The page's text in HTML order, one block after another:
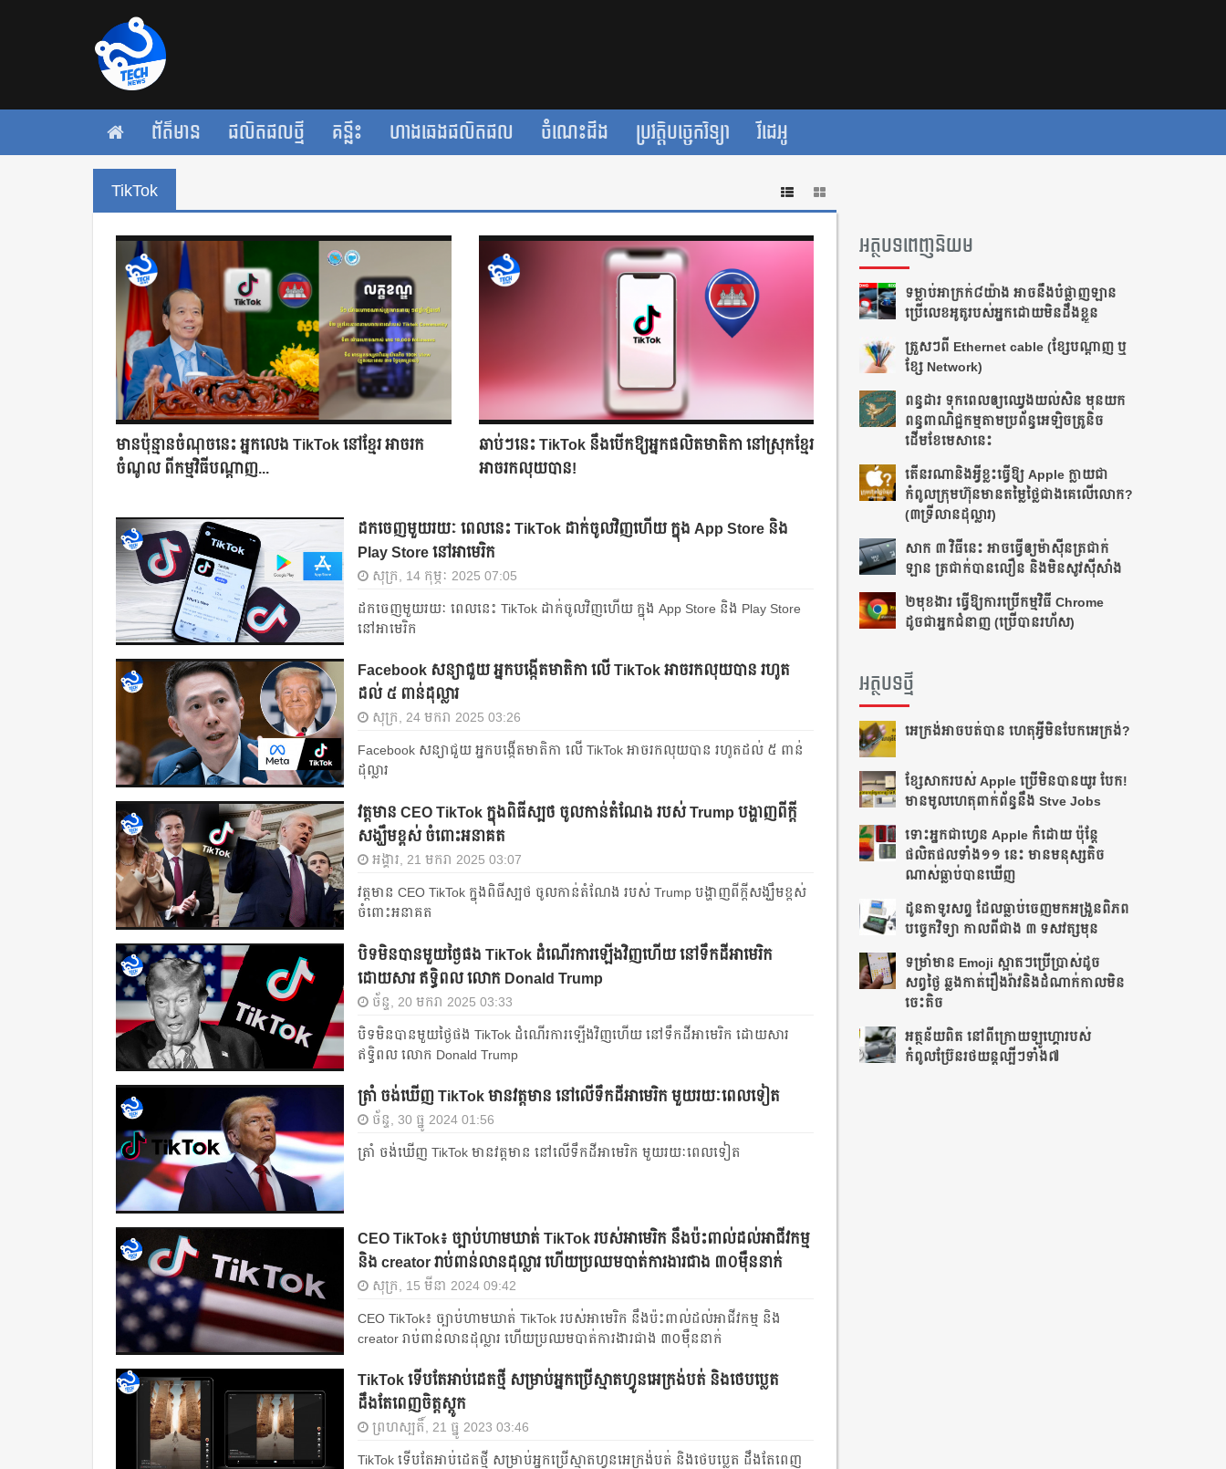
ព័ត៌មាន ផលិតផលថ្មី គន្លឹះ ហាងឆេងផលិតផល ចំណេះដឹង ប្រវត្តិបច្ចេកវិទ្យា វីដេអូ
TikTok
មានប៉ុន្មានចំណុចនេះ អ្នកលេង TikTok នៅខ្មែរ អាចរក
ចំណូល ពីកម្មវិធីបណ្តាញ...
ឆាប់ៗនេះ TikTok នឹងបើកឱ្យអ្នកផលិតមាតិកា នៅស្រុកខ្មែរ
អាចរកលុយបាន!
ដកចេញមួយរយៈ ពេលនេះ TikTok ដាក់ចូលវិញហើយ ក្នុង App Store និង
Play Store នៅអាមេរិក
សុក្រ, 14 កុម្ភៈ 2025 07:05
ដកចេញមួយរយៈ ពេលនេះ TikTok ដាក់ចូលវិញហើយ ក្នុង App Store និង Play Store
នៅអាមេរិក
Facebook សន្យាជួយ អ្នកបង្កើតមាតិកា លើ TikTok អាចរកលុយបាន រហូត
ដល់ ៥ ពាន់ដុល្លារ
សុក្រ, 24 មករា 2025 03:26
Facebook សន្យាជួយ អ្នកបង្កើតមាតិកា លើ TikTok អាចរកលុយបាន រហូតដល់ ៥ ពាន់
ដុល្លារ
វត្តមាន CEO TikTok ក្នុងពិធីស្បថ ចូលកាន់តំណែង របស់ Trump បង្ហាញពីក្តី
សង្ឃឹមខ្ពស់ ចំពោះអនាគត
អង្គារ, 21 មករា 2025 03:07
វត្តមាន CEO TikTok ក្នុងពិធីស្បថ ចូលកាន់តំណែង របស់ Trump បង្ហាញពីក្តីសង្ឃឹមខ្ពស់
ចំពោះអនាគត
បិទមិនបានមួយថ្ងៃផង TikTok ដំណើរការឡើងវិញហើយ នៅទឹកដីអាមេរិក
ដោយសារ ឥទ្ធិពល លោក Donald Trump
ច័ន្ទ, 20 មករា 2025 03:33
បិទមិនបានមួយថ្ងៃផង TikTok ដំណើរការឡើងវិញហើយ នៅទឹកដីអាមេរិក ដោយសារ
ឥទ្ធិពល លោក Donald Trump
ត្រាំ ចង់ឃើញ TikTok មានវត្តមាន​ នៅលើទឹកដីអាមេរិក មួយរយៈពេលទៀត
ច័ន្ទ, 30 ធ្នូ 2024 01:56
ត្រាំ ចង់ឃើញ TikTok មានវត្តមាន​ នៅលើទឹកដីអាមេរិក មួយរយៈពេលទៀត
CEO TikTok៖ ច្បាប់ហាមឃាត់ TikTok របស់អាមេរិក នឹងប៉ះពាល់​ដល់អាជីវកម្ម
និង creator រាប់ពាន់លានដុល្លារ ហើយ​ប្រឈមបាត់ការងារជាង ៣០ម៉ឺននាក់
សុក្រ, 15 មីនា 2024 09:42
CEO TikTok៖ ច្បាប់ហាមឃាត់ TikTok របស់អាមេរិក នឹងប៉ះពាល់​ដល់អាជីវកម្ម និង
creator រាប់ពាន់លានដុល្លារ ហើយ​ប្រឈមបាត់ការងារជាង ៣០ម៉ឺននាក់
TikTok ទើបតែ​អាប់ដេតថ្មី សម្រាប់អ្នកប្រើ​ស្មាតហ្វូន​អេក្រង់បត់ និង​ថេបប្លេត
ដឹងតែ​ពេញចិត្ត​ស្តូក
ព្រហស្បតិ៍, 21 ធ្នូ 2023 03:46
TikTok ទើបតែ​អាប់ដេតថ្មី សម្រាប់អ្នកប្រើ​ស្មាតហ្វូន​អេក្រង់បត់ និង​ថេបប្លេត ដឹងតែ​ពេញ
អត្ថបទពេញនិយម
ទម្លាប់​អាក្រក់​​៨​យ៉ាង អាច​នឹង​បំផ្លាញ​​ឡាន​
ប្រើ​លេខ​អូតូ​របស់​អ្នក​ដោយ​មិន​ដឹង​ខ្លួន
ត្រួស​ៗ​​ពី​ ​Ethernet cable​ ​(ខ្សែ​បណ្ដាញ​ ​ឬ​
ខ្សែ​ ​Network)
ពន្ធដារ ទុកពេលឲ្យឈ្វេងយល់សិន មុនយក
ពន្ធពាណិជ្ជកម្មតាមប្រព័ន្ធអេឡិចត្រូនិច
ដើមខែមេសានេះ
តើនរណានិងអ្វីខ្លះធ្វើឱ្យ Apple ក្លាយជា
កំពូលក្រុមហ៊ុនមានតម្លៃថ្លៃជាងគេលើលោក?
(៣ទ្រីលានដុល្លារ)
សាក ៣ វិធីនេះ ​​អាច​ធ្វើ​ឲ្យ​ម៉ាស៊ីន​ត្រជាក់​
ឡាន ត្រជាក់​បាន​លឿន​ និង​មិន​សូវ​ស៊ី​សាំង​
២មុខងារ ធ្វើឱ្យការប្រើកម្មវិធី Chrome
ដូចជាអ្នកជំនាញ (ប្រើបានរហ័ស)
អត្ថបទថ្មី
អេក្រង់អាចបត់បាន ហេតុអ្វីមិនបែកអេក្រង់?
ខ្សែសាករបស់ Apple ប្រើមិនបានយូរ បែក!
មានមូលហេតុពាក់ព័ន្ធនឹង Stve Jobs
ទោះអ្នកជាហ្វេន Apple ក៏ដោយ ប៉ុន្ដែ
ផលិតផលទាំង១១ នេះ មានមនុស្សតិច
ណាស់ធ្លាប់បានឃើញ
ដូនតាទូរសព្ទ ដែលធ្លាប់ចេញមកអង្រួនពិភព
បច្ចេកវិទ្យា កាលពីជាង ៣ ទសវត្សមុន
ទម្រាំមាន Emoji ស្អាតៗប្រើប្រាស់ដូច
សព្វថ្ងៃ ឆ្លងកាត់រឿងរ៉ាវនិងដំណាក់កាលមិន
ចេះតិច
អត្ថន័យពិត នៅពីក្រោយឡូហ្គោរបស់
កំពូលប្រ៊ែនរថយន្តល្បីៗទាំង៧